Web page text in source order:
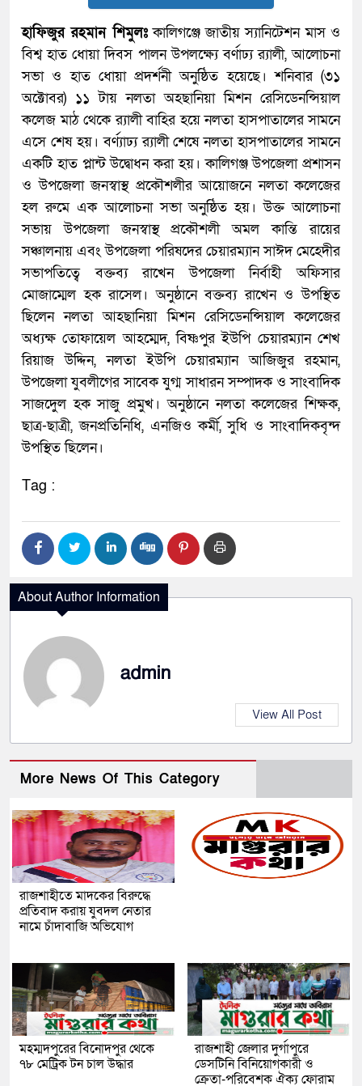
হাফিজুর রহমান শিমুলঃকালিগঞ্জে জাতীয় স্যানিটেশন মাস ও
বিশ্ব হাত ধোয়া দিবস পালন উপলক্ষ্যে বর্ণাঢ্য র‌্যালী, আলোচনা
সভা ও হাত ধোয়া প্রদর্শনী অনুষ্ঠিত হয়েছে। শনিবার (৩১
অক্টোবর) ১১ টায় নলতা অহছানিয়া মিশন রেসিডেনন্সিয়াল
কলেজ মাঠ থেকে র‌্যালী বাহির হয়ে নলতা হাসপাতালের সামনে
এসে শেষ হয়। বর্ণ্যাঢ্য র‌্যালী শেষে নলতা হাসপাতালের সামনে
একটি হাত প্লান্ট উদ্বোধন করা হয়। কালিগঞ্জ উপজেলা প্রশাসন
ও উপজেলা জনস্বাস্থ প্রকৌশলীর আয়োজনে নলতা কলেজের
হল রুমে এক আলোচনা সভা অনুষ্ঠিত হয়। উক্ত আলোচনা
সভায় উপজেলা জনস্বাস্থ প্রকৌশলী অমল কান্তি রায়ের
সঞ্চালনায় এবং উপজেলা পরিষদের চেয়ারম্যান সাঈদ মেহেদীর
সভাপতিত্বে বক্তব্য রাখেন উপজেলা নির্বাহী অফিসার
মোজাম্মেল হক রাসেল। অনুষ্ঠানে বক্তব্য রাখেন ও উপস্থিত
ছিলেন নলতা আহছানিয়া মিশন রেসিডেনন্সিয়াল কলেজের
অধ্যক্ষ তোফায়েল আহম্মেদ, বিষ্ণপুর ইউপি চেয়ারম্যান শেখ
রিয়াজ উদ্দিন, নলতা ইউপি চেয়ারম্যান আজিজুর রহমান,
উপজেলা যুবলীগের সাবেক যুগ্ম সাধারন সম্পাদক ও সাংবাদিক
সাজদেুল হক সাজু প্রমুখ। অনুষ্ঠানে নলতা কলেজের শিক্ষক,
ছাত্র-ছাত্রী, জনপ্রতিনিধি, এনজিও কর্মী, সুধি ও সাংবাদিকবৃন্দ
উপস্থিত ছিলেন।
Tag :
About Author Information
admin
View All Post
More News Of This Category
রাজশাহীতে মাদকের বিরুদ্ধে
প্রতিবাদ করায় যুবদল নেতার
নামে চাঁদাবাজি অভিযোগ
মহম্মদপুরের বিনোদপুর থেকে
৭৮ মেট্রিক টন চাল উদ্ধার
রাজশাহী জেলার দুর্গাপুরে
ডেসটিনি বিনিয়োগকারী ও
ক্রেতা-পরিবেশক ঐক্য ফোরাম